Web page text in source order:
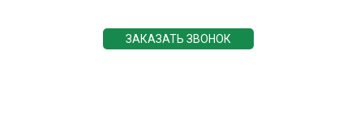
ЗАКАЗАТЬ ЗВОНОК